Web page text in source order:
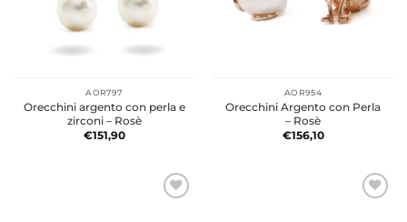
AOR797
Orecchini argento con perla e
zirconi – Rosè
€151,90
AOR954
Orecchini Argento con Perla
– Rosè
€156,10